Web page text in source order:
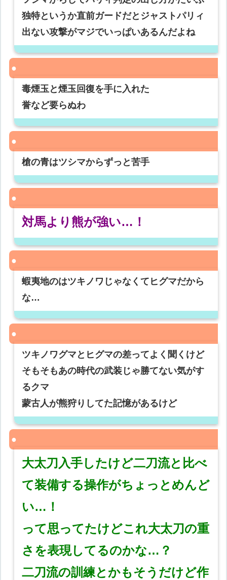
独特というか直前ガードだとジャストパリィ
出ない攻撃がマジでいっぱいあるんだよね
毒煙玉と煙玉回復を手に入れた
誉など要らぬわ
槍の青はツシマからずっと苦手
対馬より熊が強い…！
蝦夷地のはツキノワじゃなくてヒグマだから
な…
ツキノワグマとヒグマの差ってよく聞くけど
そもそもあの時代の武装じゃ勝てない気がす
るクマ
蒙古人が熊狩りしてた記憶があるけど
大太刀入手したけど二刀流と比べ
て装備する操作がちょっとめんど
い…！
って思ってたけどこれ大太刀の重
さを表現してるのかな…？
二刀流の訓練とかもそうだけど作